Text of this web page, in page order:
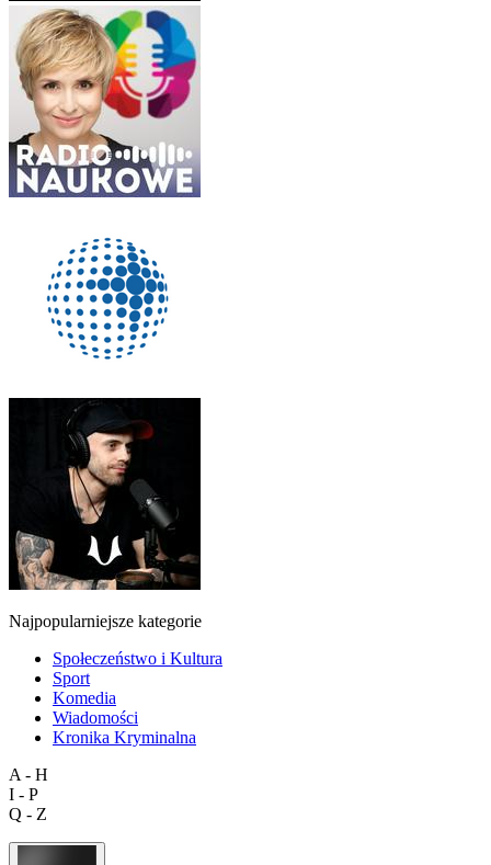
Najpopularniejsze kategorie
Społeczeństwo i Kultura
Sport
Komedia
Wiadomości
Kronika Kryminalna
A - H
I - P
Q - Z